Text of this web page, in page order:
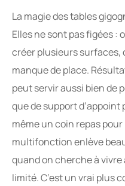
La magie des tables
Elles ne sont pas figées :
créer plusieurs surfaces,
manque de place.
peut servir aussi bien de
que de support
même un coin repas
multifonction enlève
quand on cherche à
limité. C’est un vrai plus